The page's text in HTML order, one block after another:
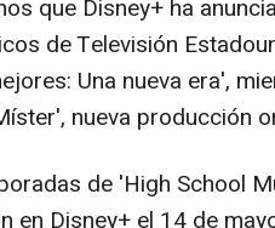
que Disney+ ha
de Televisión
Una nueva era',
nueva producción
de 'High School
en Disney+ el 14 de